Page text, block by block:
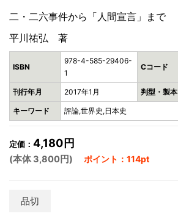
二・二六事件から「人間宣言」まで
平川祐弘 著
ISBN
978-4-585-29406-
1
Cコード
刊行年月 2017年1月 判型・製本
キーワード 評論,世界史,日本史
定価： 4,180円
(本体 3,800円) ポイント：114pt
品切